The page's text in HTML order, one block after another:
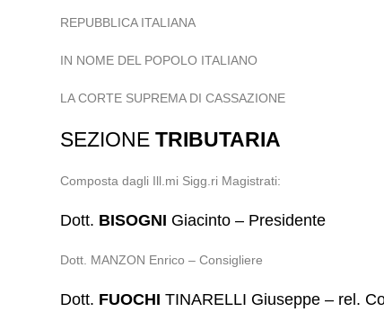
REPUBBLICA ITALIANA
IN NOME DEL POPOLO ITALIANO
LA CORTE SUPREMA DI CASSAZIONE
SEZIONETRIBUTARIA
Composta dagli Ill.mi Sigg.ri Magistrati:
Dott. BISOGNI Giacinto – Presidente
Dott. MANZON Enrico – Consigliere
Dott. FUOCHI TINARELLI Giuseppe – rel.